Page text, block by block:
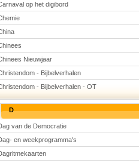
op het digibord
Nieuwjaar
- Bijbelverhalen
- Bijbelverhalen - OT
D
van de Democratie
en weekprogramma's